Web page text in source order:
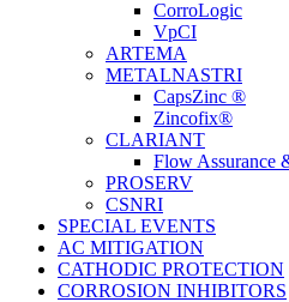
CorroLogic
VpCI
ARTEMA
METALNASTRI
CapsZinc ®
Zincofix®
CLARIANT
Flow Assurance
PROSERV
CSNRI
SPECIAL EVENTS
AC MITIGATION
CATHODIC PROTECTION
CORROSION INHIBITORS